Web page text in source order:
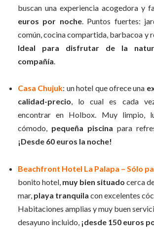
buscan una experiencia acogedora y
euros por noche. Puntos fuertes:
común, cocina compartida, barbacoa y
Ideal para disfrutar de la
compañía.
Casa Chujuk: un hotel que ofrece una
calidad-precio, lo cual es cada
encontrar en Holbox. Muy limpio,
cómodo, pequeña piscina para
¡Desde 60 euros la noche!
Beachfront Hotel La Palapa – Sólo
bonito hotel, muy bien situado cerca
mar, playa tranquila con excelentes
Habitaciones amplias y muy buen
desayuno incluido, ¡desde 150 euros